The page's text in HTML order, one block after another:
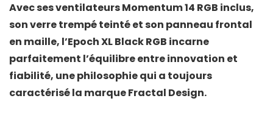
Avec sesventilateurs Momentum 14 RGB inclus,
sonverre trempé teintéet son panneau frontal
en maille, l’Epoch XL Black RGB incarne
parfaitement l’équilibre entre innovation et
fiabilité, une philosophie qui a toujours
caractérisé la marque Fractal Design.